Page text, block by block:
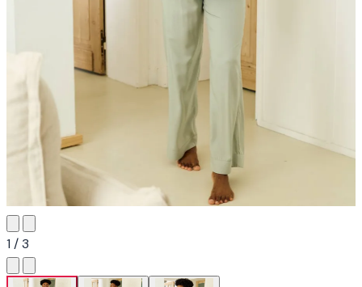
1 / 3